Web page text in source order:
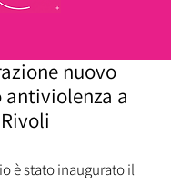
nuovo
a
Rivoli
è stato inaugurato il